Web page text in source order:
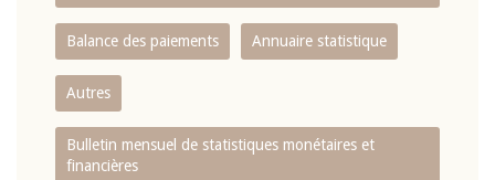
Balance des paiements Annuaire statistique
Autres
Bulletin mensuel de statistiques monétaires et
financières